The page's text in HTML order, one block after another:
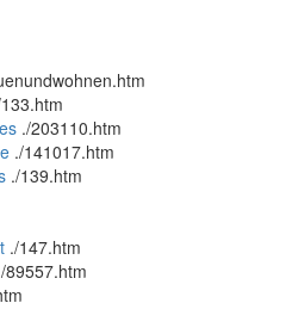
./203110.htm
./141017.htm
./139.htm
./147.htm
/89557.htm